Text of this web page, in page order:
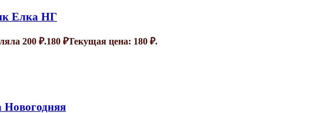
Елка НГ
200 ₽.180 ₽Текущая цена: 180 ₽.